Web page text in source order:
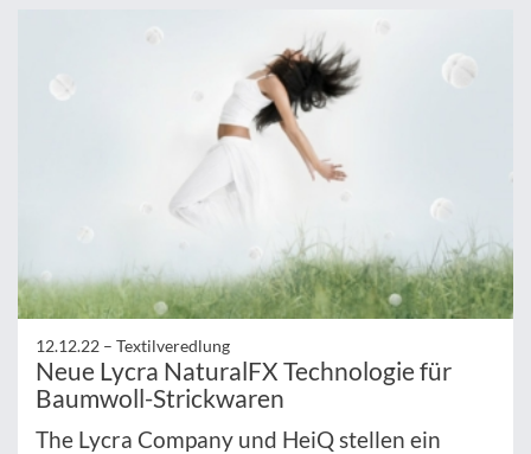
12.12.22 – Textilveredlung
Neue Lycra NaturalFX Technologie für
Baumwoll-Strickwaren
The Lycra Company und HeiQ stellen ein